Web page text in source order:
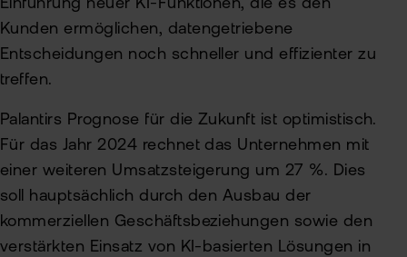
Einführung neuer KI-Funktionen, die es den
Kunden ermöglichen, datengetriebene
Entscheidungen noch schneller und effizienter zu
treffen.
Palantirs Prognose für die Zukunft ist optimistisch.
Für das Jahr 2024 rechnet das Unternehmen mit
einer weiteren Umsatzsteigerung um 27 %. Dies
soll hauptsächlich durch den Ausbau der
kommerziellen Geschäftsbeziehungen sowie den
verstärkten Einsatz von KI-basierten Lösungen in